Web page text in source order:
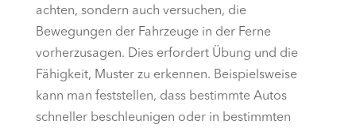
achten, sondern auch versuchen, die
Bewegungen der Fahrzeuge in der Ferne
vorherzusagen. Dies erfordert Übung und die
Fähigkeit, Muster zu erkennen. Beispielsweise
kann man feststellen, dass bestimmte Autos
schneller beschleunigen oder in bestimmten